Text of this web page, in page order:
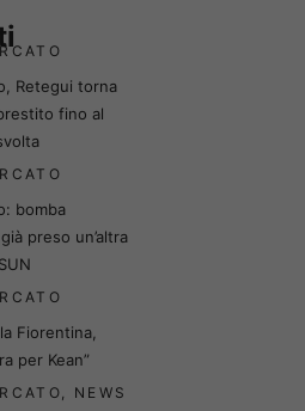
Retegui torna
fino al
bomba
preso un’altra
Fiorentina,
per Kean”
NEWS